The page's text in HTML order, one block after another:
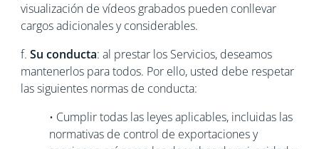
visualización de vídeos grabados pueden conllevar
cargos adicionales y considerables.
f. Su conducta: al prestar los Servicios, deseamos
mantenerlos para todos. Por ello, usted debe respetar
las siguientes normas de conducta:
• Cumplir todas las leyes aplicables, incluidas las
normativas de control de exportaciones y